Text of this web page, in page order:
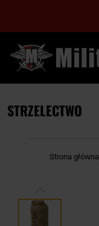
STRZELECTWO
Strona główna